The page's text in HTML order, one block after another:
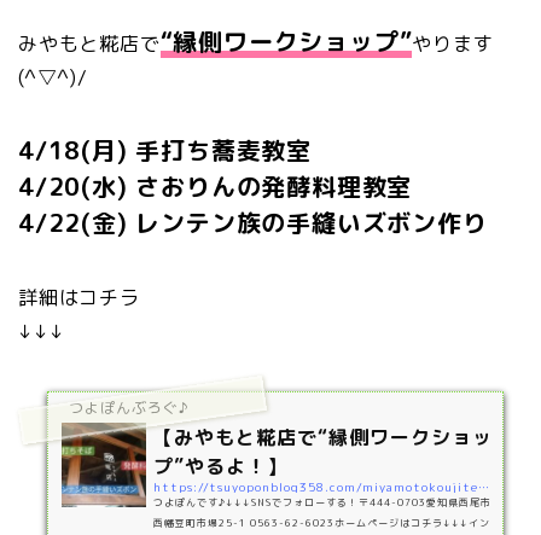
みやもと糀店で“縁側ワークショップ”やります
(^▽^)/
4/18(月) 手打ち蕎麦教室
4/20(水) さおりんの発酵料理教室
4/22(金) レンテン族の手縫いズボン作り
詳細はコチラ
↓↓↓
つよぽんぶろぐ♪
【みやもと糀店で“縁側ワークショッ
プ”やるよ！】
https://tsuyoponblog358.com/miyamotokoujitenws
つよぽんです♪↓↓↓SNSでフォローする！〒444-0703愛知県西尾市
西幡豆町市場25-1 0563-62-6023ホームページはコチラ↓↓↓イン